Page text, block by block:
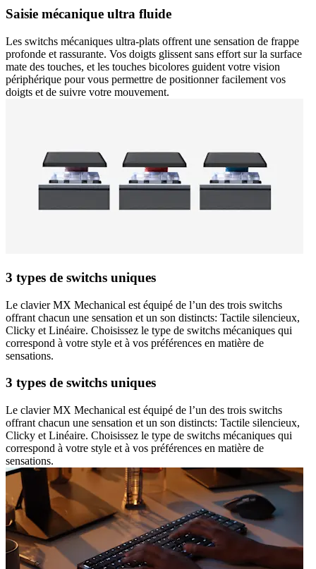
Saisie mécanique ultra fluide
Les switchs mécaniques ultra-plats offrent une sensation de frappe
profonde et rassurante. Vos doigts glissent sans effort sur la surface
mate des touches, et les touches bicolores guident votre vision
périphérique pour vous permettre de positionner facilement vos
doigts et de suivre votre mouvement.
3 types de switchs uniques
Le clavier MX Mechanical est équipé de l’un des trois switchs
offrant chacun une sensation et un son distincts: Tactile silencieux,
Clicky et Linéaire. Choisissez le type de switchs mécaniques qui
correspond à votre style et à vos préférences en matière de
sensations.
3 types de switchs uniques
Le clavier MX Mechanical est équipé de l’un des trois switchs
offrant chacun une sensation et un son distincts: Tactile silencieux,
Clicky et Linéaire. Choisissez le type de switchs mécaniques qui
correspond à votre style et à vos préférences en matière de
sensations.